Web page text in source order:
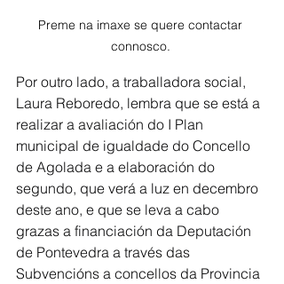
Preme na imaxe se quere contactar
connosco.
Por outro lado, a traballadora social,
Laura Reboredo, lembra que se está a
realizar a avaliación do I Plan
municipal de igualdade do Concello
de Agolada e a elaboración do
segundo, que verá a luz en decembro
deste ano, e que se leva a cabo
grazas a financiación da Deputación
de Pontevedra a través das
Subvencións a concellos da Provincia